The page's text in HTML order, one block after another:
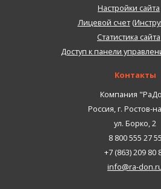
Настройки сайта
Лицевой счет(
Статистика сайта
Доступ к панели
Контакты
Компания
Россия,г. Ростов-
ул. Борко, 2
8 800 555 27 55
+7 (863) 209 80
info@ra-